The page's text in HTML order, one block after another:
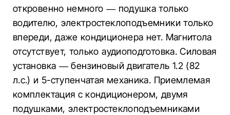
откровенно немного — подушка только
водителю, электростеклоподъемники только
впереди, даже кондиционера нет. Магнитола
отсутствует, только аудиоподготовка. Силовая
установка — бензиновый двигатель 1.2 (82
л.с.) и 5-ступенчатая механика. Приемлемая
комплектация с кондиционером, двумя
подушками, электростеклоподъемниками